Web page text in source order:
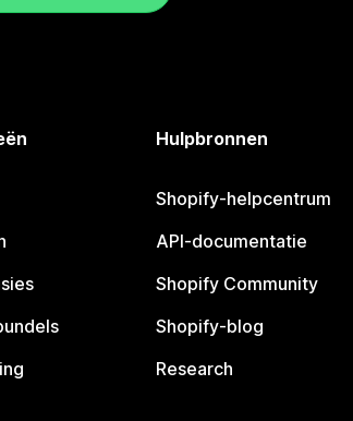
Hulpbronnen
Shopify-helpcentrum
API-documentatie
Shopify Community
Shopify-blog
Research